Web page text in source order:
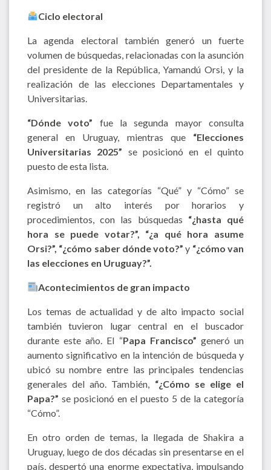
Ciclo electoral
La agenda electoral también generó un fuerte
volumen de búsquedas, relacionadas con la asunción
del presidente de la República, Yamandú Orsi, y la
realización de las elecciones Departamentales y
Universitarias.
“Dónde voto” fue la segunda mayor consulta
general en Uruguay, mientras que“Elecciones
Universitarias 2025” se posicionó en el quinto
puesto de esta lista.
Asimismo, en las categorías “Qué” y “Cómo” se
registró un alto interés por horarios y
procedimientos, con las búsquedas “¿hasta qué
hora se puede votar?”, “¿a qué hora asume
Orsi?”, “¿cómo saber dónde voto?”y “¿cómo van
las elecciones en Uruguay?”.
Acontecimientos de gran impacto
Los temas de actualidad y de alto impacto social
también tuvieron lugar central en el buscador
durante este año. El “Papa Francisco” generó un
aumento significativo en la intención de búsqueda y
ubicó su nombre entre las principales tendencias
generales del año. También, “¿Cómo se elige el
Papa?” se posicionó en el puesto 5 de la categoría
“Cómo”.
En otro orden de temas, la llegada de Shakira a
Uruguay, luego de dos décadas sin presentarse en el
país, despertó una enorme expectativa, impulsando